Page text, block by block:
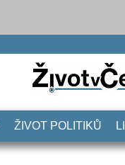
ŽIVOT POLITIKŮ